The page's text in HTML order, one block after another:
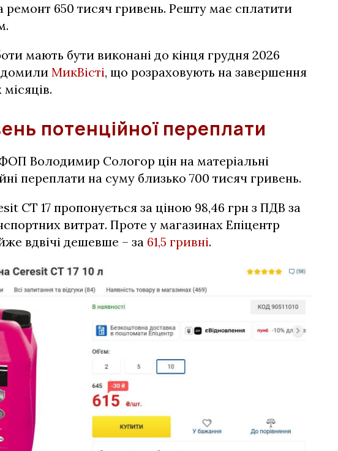
ремонт 650 тисяч гривень. Решту має сплатити
мають бути виконані до кінця грудня 2026
МикВісті, що розраховують на завершення
потенційної переплати
Володимир Сологор цін на матеріальні
переплати на суму близько 700 тисяч гривень.
CT 17 пропонується за ціною 98,46 грн з ПДВ за
витрат. Проте у магазинах Епіцентр
вдвічі дешевше – за 61,5 гривні.